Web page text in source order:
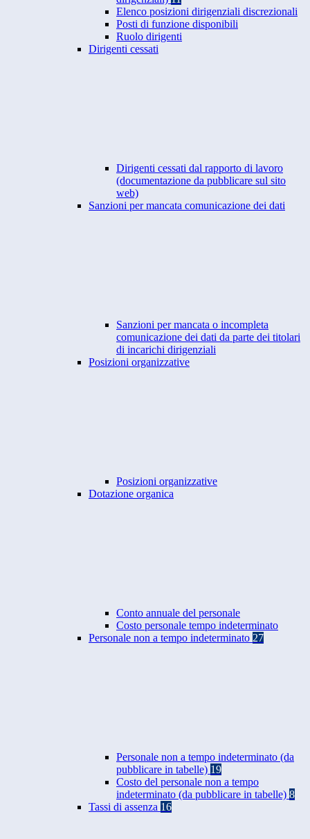
Elenco posizioni dirigenziali discrezionali
Posti di funzione disponibili
Ruolo dirigenti
Dirigenti cessati
Dirigenti cessati dal rapporto di lavoro
(documentazione da pubblicare sul sito
web)
Sanzioni per mancata comunicazione dei dati
Sanzioni per mancata o incompleta
comunicazione dei dati da parte dei titolari
di incarichi dirigenziali
Posizioni organizzative
Posizioni organizzative
Dotazione organica
Conto annuale del personale
Costo personale tempo indeterminato
Personale non a tempo indeterminato 27
Personale non a tempo indeterminato (da
pubblicare in tabelle) 19
Costo del personale non a tempo
indeterminato (da pubblicare in tabelle) 8
Tassi di assenza 16